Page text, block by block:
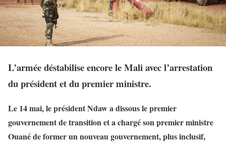
L’armée déstabilise encore le Mali avec l’arrestation
du président et du premier ministre.
Le 14 mai, le président Ndaw a dissous le premier
gouvernement de transition et a chargé son premier ministre
Ouané de former un nouveau gouvernement, plus inclusif,